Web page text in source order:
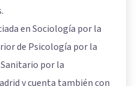
en Sociología por la
de Psicología por la
por la
y cuenta también con